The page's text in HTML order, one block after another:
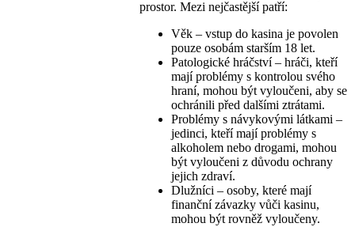
prostor. Mezi nejčastější patří:
Věk – vstup do kasina je povolen
pouze osobám starším 18 let.
Patologické hráčství – hráči, kteří
mají problémy s kontrolou svého
hraní, mohou být vyloučeni, aby se
ochránili před dalšími ztrátami.
Problémy s návykovými látkami –
jedinci, kteří mají problémy s
alkoholem nebo drogami, mohou
být vyloučeni z důvodu ochrany
jejich zdraví.
Dlužníci – osoby, které mají
finanční závazky vůči kasinu,
mohou být rovněž vyloučeny.